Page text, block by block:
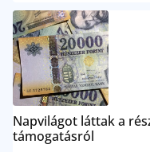
Napvilágot láttak a
támogatásról